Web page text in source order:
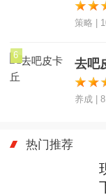
策略 |
6
去吧
养成 |
热门推荐